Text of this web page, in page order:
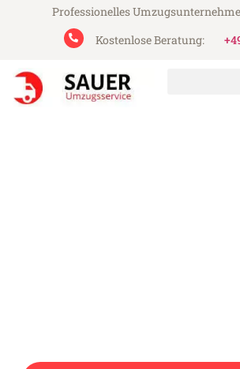
Professionelles
Kostenlose Beratung: